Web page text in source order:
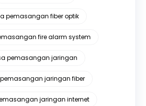
pemasangan fiber optik
fire alarm system
pemasangan jaringan
jaringan fiber
jaringan internet